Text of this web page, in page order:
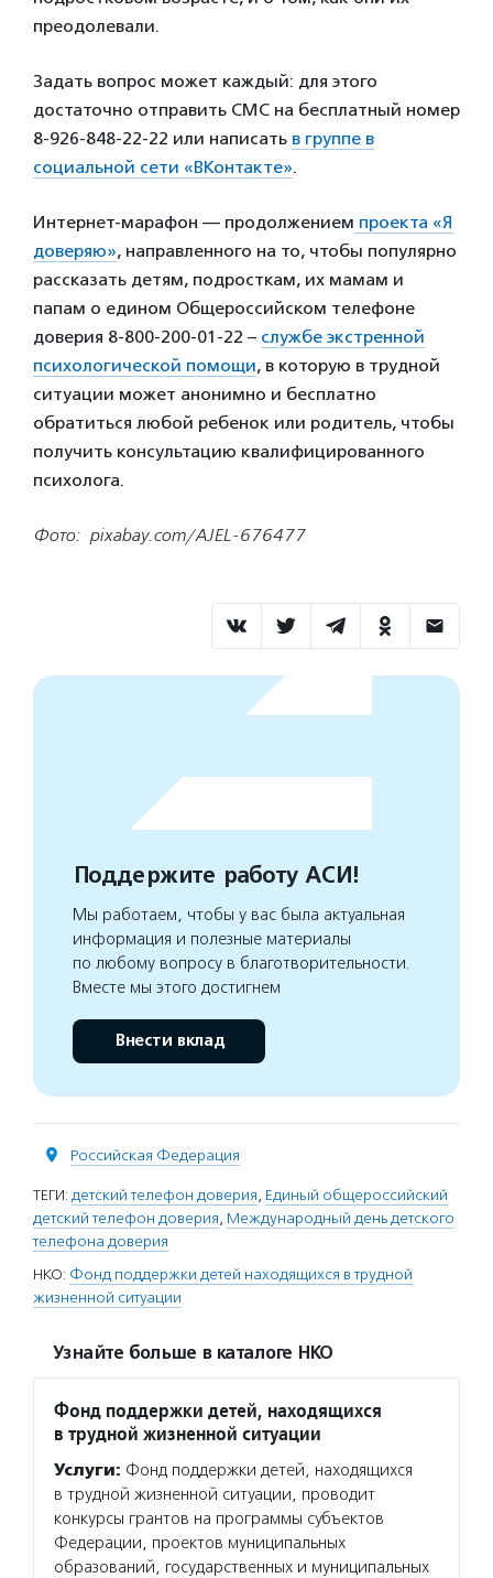
преодолевали.
Задать вопрос может каждый: для этого
достаточно отправить СМС на бесплатный номер
8-926-848-22-22 или написать в группе в
социальной сети «ВКонтакте».
Интернет-марафон — продолжением проекта «Я
доверяю», направленного на то, чтобы популярно
рассказать детям, подросткам, их мамам и
папам о едином Общероссийском телефоне
доверия 8-800-200-01-22 – службе экстренной
психологической помощи, в которую в трудной
ситуации может анонимно и бесплатно
обратиться любой ребенок или родитель, чтобы
получить консультацию квалифицированного
психолога.
Фото: pixabay.com/AJEL-676477
Поддержите работу АСИ!
Мы работаем, чтобы у вас была актуальная
информация и полезные материалы
по любому вопросу в благотворительности.
Вместе мы этого достигнем
Внести вклад
Российская Федерация
ТЕГИ: детский телефон доверия, Единый общероссийский
детский телефон доверия, Международный день детского
телефона доверия
НКО: Фонд поддержки детей находящихся в трудной
жизненной ситуации
Узнайте больше в каталоге НКО
Фонд поддержки детей, находящихся
в трудной жизненной ситуации
Услуги: Фонд поддержки детей, находящихся
в трудной жизненной ситуации, проводит
конкурсы грантов на программы субъектов
Федерации, проектов муниципальных
образований, государственных и муниципальных